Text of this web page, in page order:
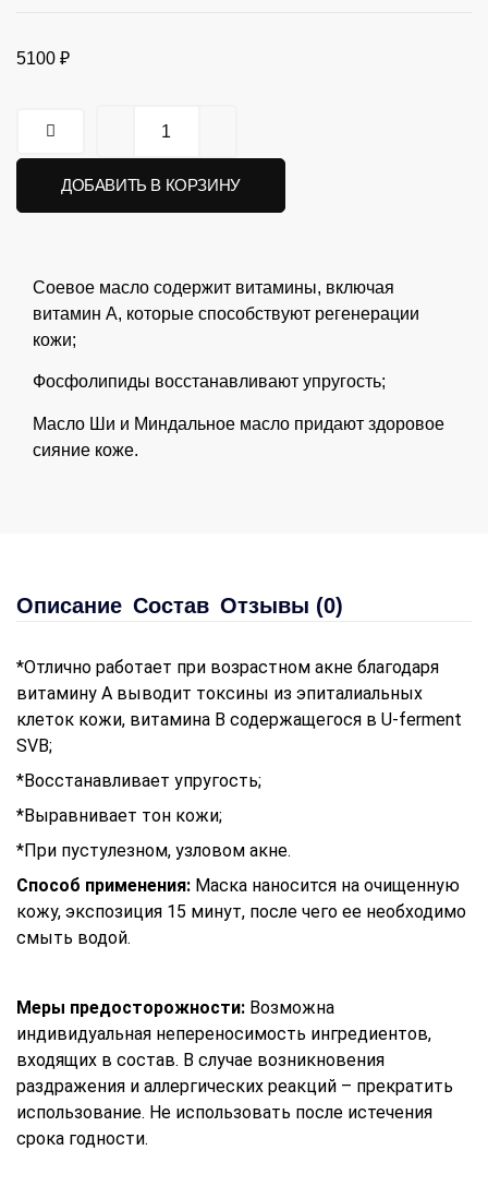
5100 ₽
ДОБАВИТЬ В КОРЗИНУ
Соевое масло содержит витамины, включая
витамин А, которые способствуют регенерации
кожи;
Фосфолипиды восстанавливают упругость;
Масло Ши и Миндальное масло придают здоровое
сияние коже.
Описание Состав Отзывы (0)
*Отлично работает при возрастном акне благодаря
витамину А выводит токсины из эпиталиальных
клеток кожи, витамина B содержащегося в U-ferment
SVB;
*Восстанавливает упругость;
*Выравнивает тон кожи;
*При пустулезном, узловом акне.
Способ применения: Маска наносится на очищенную
кожу, экспозиция 15 минут, после чего ее необходимо
смыть водой.
Меры предосторожности: Возможна
индивидуальная непереносимость ингредиентов,
входящих в состав. В случае возникновения
раздражения и аллергических реакций – прекратить
использование. Не использовать после истечения
срока годности.